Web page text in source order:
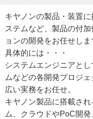
キヤノンの製品・装置
ステムなど、製品の付
ョンの開発をお任せしま
具体的には・・・
システムエンジニアと
ムなどの各開発プロジ
広い実務をお任せ。
キヤノン製品に搭載さ
ム、クラウドやPoC開